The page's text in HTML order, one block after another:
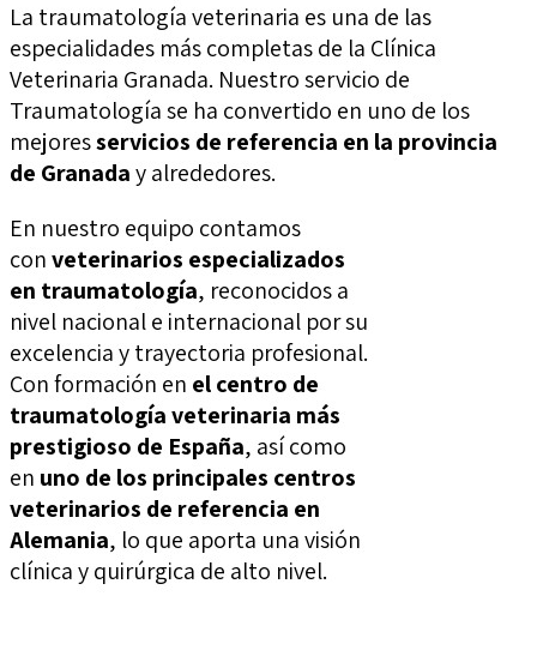
La traumatología veterinaria es una de las
especialidades más completas de la Clínica
Veterinaria Granada. Nuestro servicio de
Traumatología se ha convertido en uno de los
mejoresservicios de referencia en la provincia
de Granaday alrededores.
En nuestro equipo contamos
conveterinarios especializados
en traumatología, reconocidos a
nivel nacional e internacional por su
excelencia y trayectoria profesional.
Con formación en el centro de
traumatología veterinaria más
prestigioso de España, así como
en uno de los principales centros
veterinarios de referencia en
Alemania, lo que aporta una visión
clínica y quirúrgica de alto nivel.